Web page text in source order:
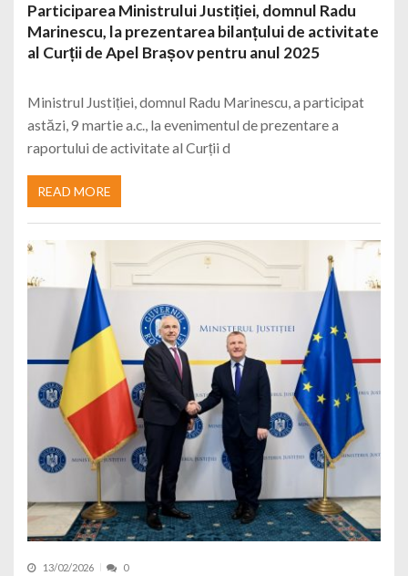
Participarea Ministrului Justiției, domnul Radu
Marinescu, la prezentarea bilanțului de activitate
al Curții de Apel Brașov pentru anul 2025
Ministrul Justiției, domnul Radu Marinescu, a participat
astăzi, 9 martie a.c., la evenimentul de prezentare a
raportului de activitate al Curții d
READ MORE
13/02/2026 0